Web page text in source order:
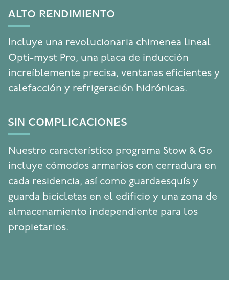
ALTO RENDIMIENTO
Incluye una revolucionaria chimenea lineal
Opti-myst Pro, una placa de inducción
increíblemente precisa, ventanas eficientes y
calefacción y refrigeración hidrónicas.
SIN COMPLICACIONES
Nuestro característico programa Stow & Go
incluye cómodos armarios con cerradura en
cada residencia, así como guardaesquís y
guarda bicicletas en el edificio y una zona de
almacenamiento independiente para los
propietarios.